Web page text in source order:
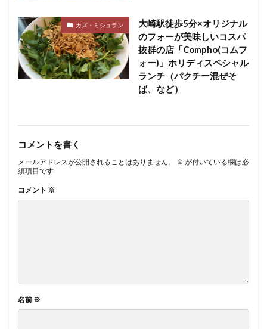
カズ・ミシュラン
大崎駅徒歩5分×オリジナル
のフォーが美味しいコスパ
抜群の店「Compho(コムフ
ォー)」ホリディスペシャル
ランチ（パクチー混ぜそ
ば、など）
コメントを書く
メールアドレスが公開されることはありません。 ※ が付いている欄は必
須項目です
コメント ※
名前 ※